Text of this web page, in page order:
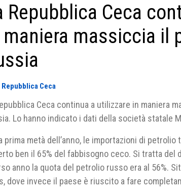
Repubblica Ceca
maniera massiccia il
Repubblica Ceca
Ceca continua a utilizzare in maniera
Lo hanno indicato i dati della società statale
prima metà dell’anno, le importazioni di petrolio
ben il 65% del fabbisogno ceco. Si tratta del
anno la quota del petrolio russo era al 56%.
dove invece il paese è riuscito a fare